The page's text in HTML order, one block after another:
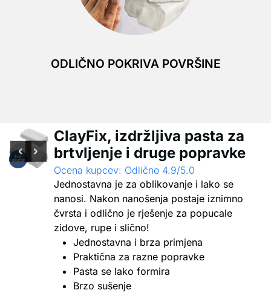
ODLIČNO POKRIVA POVRŠINE
ClayFix, izdržljiva pasta za
brtvljenje i druge popravke
Ocena kupcev: Odlično 4.9/5.0
Jednostavna je za oblikovanje i lako se
nanosi. Nakon nanošenja postaje iznimno
čvrsta i odlično je rješenje za popucale
zidove, rupe i slično!
Jednostavna i brza primjena
Praktična za razne popravke
Pasta se lako formira
Brzo sušenje